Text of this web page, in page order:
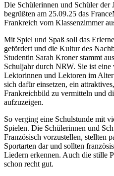
Die Schülerinnen und Schüler der
begrüßten am 25.09.25 das
Frankreich vom Klassenzimmer
Mit Spiel und Spaß soll das
gefördert und die Kultur des
Studentin Sarah Kroner stammt
Schuljahr durch NRW. Sie ist eine
Lektorinnen und Lektoren im
sich dafür einsetzen, ein
Frankreichbild zu vermitteln und
aufzuzeigen.
So verging eine Schulstunde mit
Spielen. Die Schülerinnen und
Französisch vorzustellen, stellten
Sportarten dar und sollten
Liedern erkennen. Auch die stille
schon recht gut.